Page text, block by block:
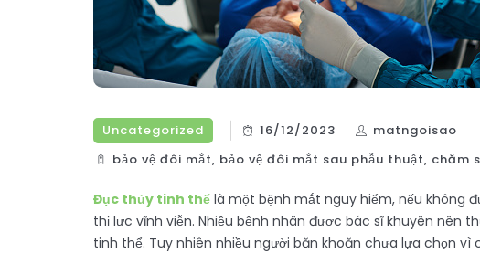
Uncategorized 16/12/2023
matngoisao
bảo vệ đôi mắt, bảo vệ đôi mắt sau phẫu thuật, chăm
Đục thủy tinh thể là một bệnh mắt nguy hiểm, nếu không
thị lực vĩnh viễn. Nhiều bệnh nhân được bác sĩ khuyên nên
tinh thể. Tuy nhiên nhiều người băn khoăn chưa lựa chọn